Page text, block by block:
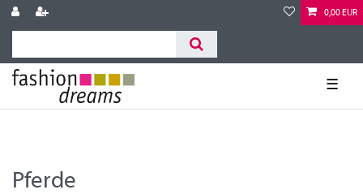
0,00 EUR
☰
Pferde